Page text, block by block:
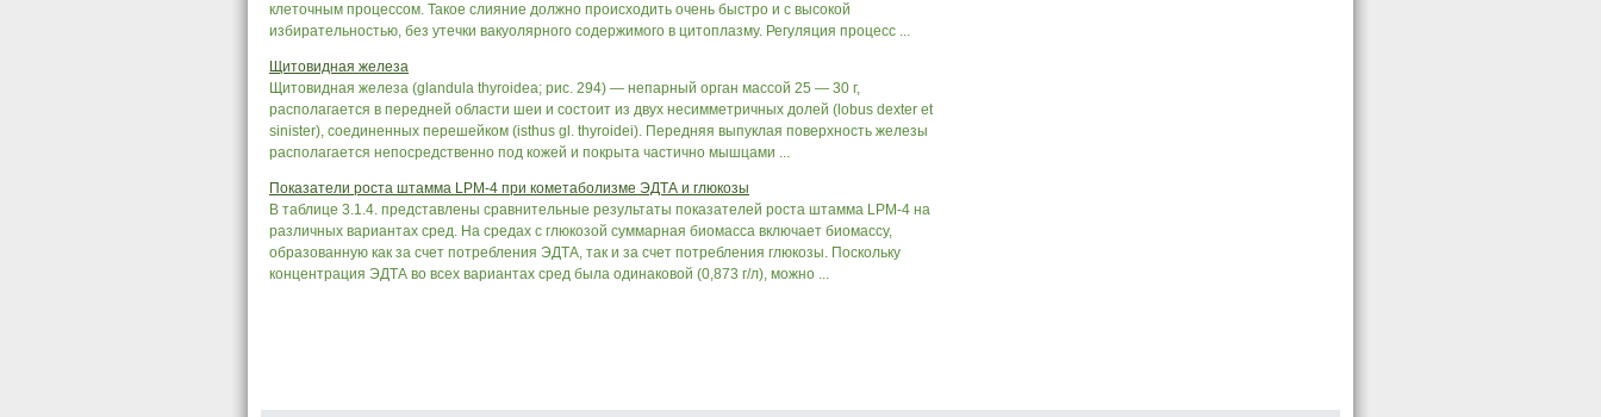
клеточным процессом. Такое слияние должно происходить очень быстро и с высокой
избирательностью, без утечки вакуолярного содержимого в цитоплазму. Регуляция процесс ...
Щитовидная железа
Щитовидная железа (glandula thyroidea; рис. 294) — непарный орган массой 25 — 30 г,
располагается в передней области шеи и состоит из двух несимметричных долей (lobus dexter et
sinister), соединенных перешейком (isthus gl. thyroidei). Передняя выпуклая поверхность железы
располагается непосредственно под кожей и покрыта частично мышцами ...
Показатели роста штамма LPM-4 при кометаболизме ЭДТА и глюкозы
В таблице 3.1.4. представлены сравнительные результаты показателей роста штамма LPM-4 на
различных вариантах сред. На средах с глюкозой суммарная биомасса включает биомассу,
образованную как за счет потребления ЭДТА, так и за счет потребления глюкозы. Поскольку
концентрация ЭДТА во всех вариантах сред была одинаковой (0,873 г/л), можно ...